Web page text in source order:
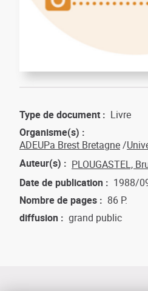
Type de document
Livre
Organisme(s)
ADEUPa Brest Bretagne
Auteur(s)
PLOUGASTEL,
Date de publication
1988/
Nombre de pages
86 P.
diffusion
grand public